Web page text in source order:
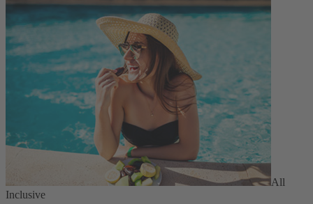
All
Inclusive